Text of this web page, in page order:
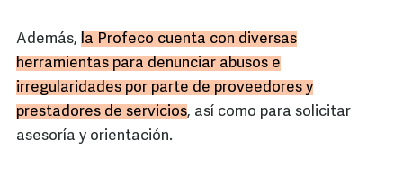
Además, la Profeco cuenta con diversas
herramientas para denunciar abusos e
irregularidades por parte de proveedores y
prestadores de servicios, así como para solicitar
asesoría y orientación.